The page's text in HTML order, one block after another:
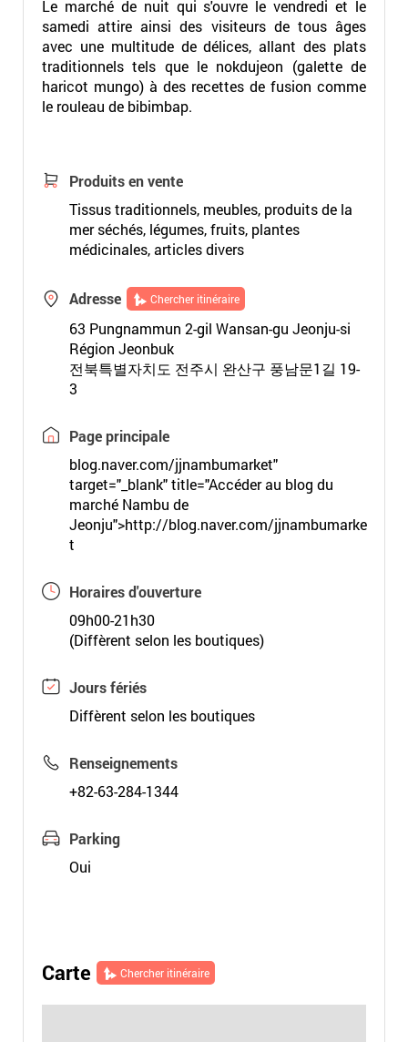
Le marché de nuit qui s'ouvre le vendredi et le
samedi attire ainsi des visiteurs de tous âges
avec une multitude de délices, allant des plats
traditionnels tels que le nokdujeon (galette de
haricot mungo) à des recettes de fusion comme
le rouleau de bibimbap.
Produits en vente
Tissus traditionnels, meubles, produits de la
mer séchés, légumes, fruits, plantes
médicinales, articles divers
Adresse Chercher itinéraire
63 Pungnammun 2-gil Wansan-gu Jeonju-si
Région Jeonbuk
전북특별자치도 전주시 완산구 풍남문1길 19-
3
Page principale
blog.naver.com/jjnambumarket"
target="_blank" title="Accéder au blog du
marché Nambu de
Jeonju">http://blog.naver.com/jjnambumarke
t
Horaires d'ouverture
09h00-21h30
(Diffèrent selon les boutiques)
Jours fériés
Diffèrent selon les boutiques
Renseignements
+82-63-284-1344
Parking
Oui
Carte Chercher itinéraire